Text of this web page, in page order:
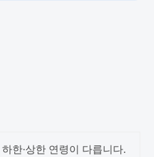
한·상한 연령이 다릅니다.